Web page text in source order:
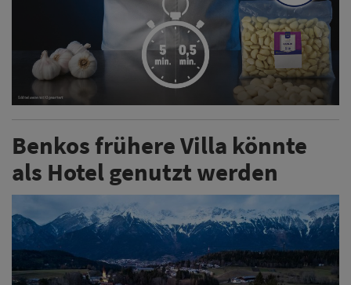
Benkos frühere Villa könnte
als Hotel genutzt werden